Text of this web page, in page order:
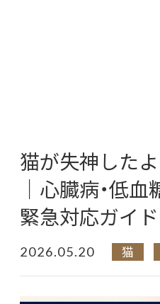
猫が失神した
｜心臓病・低
緊急対応ガイド
2026.05.20 猫